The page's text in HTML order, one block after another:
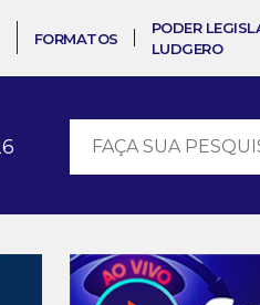
FORMATOS
PODER
LUDGERO